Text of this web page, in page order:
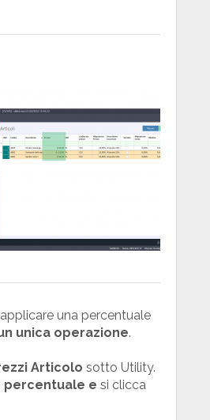
una percentuale
unica operazione.
Articolo sotto Utility.
percentuale e si clicca